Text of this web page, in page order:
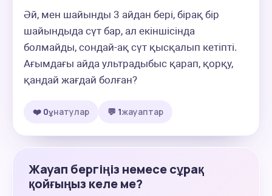
Әй, мен шайынды 3 айдан бері, бірақ бір
шайындыда сүт бар, ал екіншісінда
болмайды, сондай-ақ сүт қысқалып кетіпті.
Ағымдағы айда ультрадыбыс қарап, қорқу,
қандай жағдай болған?
❤️ 0ұнатулар 💬 1жауаптар
Жауап бергіңіз немесе сұрақ
қойғыңыз келе ме?